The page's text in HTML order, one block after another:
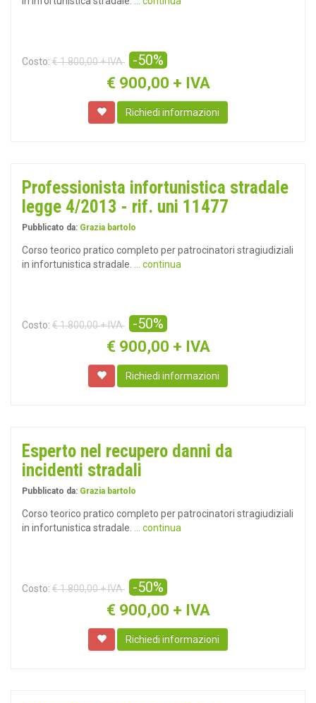
Costo: € 1.800,00 + IVA -50%
€ 900,00 + IVA
Richiedi informazioni
Professionista infortunistica stradale
legge 4/2013 - rif. uni 11477
Pubblicato da: Grazia bartolo
Corso teorico pratico completo per patrocinatori stragiudiziali
in infortunistica stradale.
... continua
Costo: € 1.800,00 + IVA -50%
€ 900,00 + IVA
Richiedi informazioni
Esperto nel recupero danni da
incidenti stradali
Pubblicato da: Grazia bartolo
Corso teorico pratico completo per patrocinatori stragiudiziali
in infortunistica stradale.
... continua
Costo: € 1.800,00 + IVA -50%
€ 900,00 + IVA
Richiedi informazioni